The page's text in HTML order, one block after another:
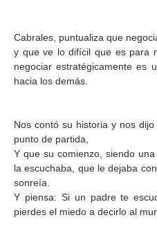
Cabrales, puntualiza que
y que ve lo difícil que es para
negociar estratégicamente es
hacia los demás.
Nos contó su historia y nos
punto de partida,
Y que su comienzo, siendo
la escuchaba, que le dejaba
sonreía.
Y piensa: Si un padre te
pierdes el miedo a decirlo al